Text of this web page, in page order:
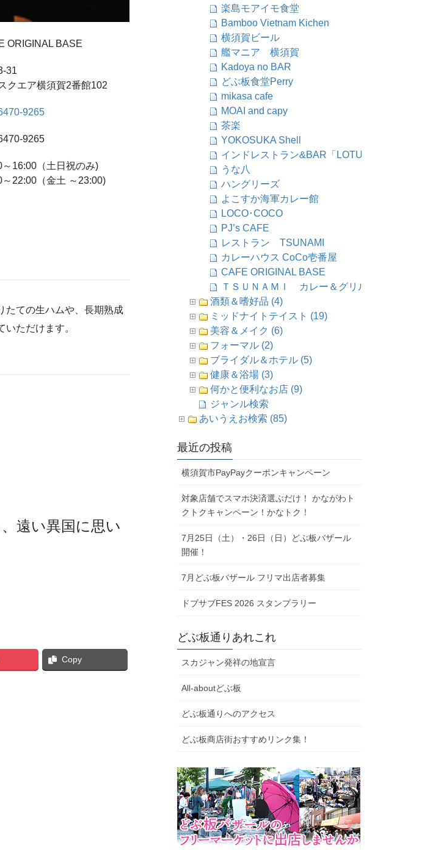
ORIGINAL BASE
31
クエア横須賀2番館102
9265
9265
～16:00（土日祝のみ)
～22:00（金土 ～23:00)
たての生ハムや、長期熟成
ただけます。
遠い異国に思い
Copy
楽島モアイモ食堂
Bamboo Vietnam Kichen
横須賀ビール
艦マニア 横須賀
Kadoya no BAR
どぶ板食堂Perry
mikasa cafe
MOAI and capy
茶楽
YOKOSUKA Shell
インドレストラン&BAR「LOTUS」
うな八
ハングリーズ
よこすか海軍カレー館
LOCO･COCO
PJ’s CAFE
レストラン TSUNAMI
カレーハウス CoCo壱番屋
CAFE ORIGINAL BASE
ＴＳＵＮＡＭＩ カレー＆グリル店
酒類＆嗜好品 (4)
ミッドナイトテイスト (19)
美容＆メイク (6)
フォーマル (2)
ブライダル＆ホテル (5)
健康＆浴場 (3)
何かと便利なお店 (9)
ジャンル検索
あいうえお検索 (85)
最近の投稿
横須賀市PayPayクーポンキャンペーン
対象店舗でスマホ決済選ぶだけ！ かながわト
クトクキャンペーン！かなトク！
7月25日（土）・26日（日）どぶ板バザール
開催！
7月どぶ板バザール フリマ出店者募集
ドブサブFES 2026 スタンプラリー
どぶ板通りあれこれ
スカジャン発祥の地宣言
All-aboutどぶ板
どぶ板通りへのアクセス
どぶ板商店街おすすめリンク集！